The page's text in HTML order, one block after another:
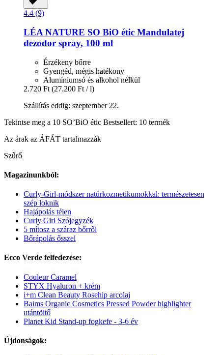
4.4 (9)
LÉA NATURE SO BiO étic Mandulatej
dezodor spray, 100 ml
Érzékeny bőrre
Gyengéd, mégis hatékony
Alumíniumsó és alkohol nélkül
2.720 Ft (27.200 Ft / l)
Szállítás eddig: szeptember 22.
Tekintse meg a 10 SO’BiO étic Bestsellert: 10 termék
Az árak az ÁFÁT tartalmazzák
Szűrő
Magazinunkból:
Curly-Girl-módszer natúrkozmetikumokkal: természetesen
szép loknik
Hajápolás télen
Curly Girl Szójegyzék
5 mítosz a száraz bőrről
Bőrápolás ősszel
Ecco Verde felfedezése:
Couleur Caramel
STYX Hyaluron + krém
i+m Clean Beauty Rosehip arcolaj
Baims Organic Cosmetics Pressed Powder highlighter
utántöltő
Planet Kid Stand-up fogkefe - 3-6 év
Újdonságok: